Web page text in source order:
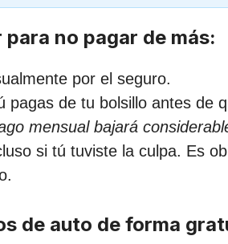
no pagar de más:
por el seguro.
pagas de tu bolsillo antes de
mensual bajará
si tú tuviste la culpa. Es
de auto de forma